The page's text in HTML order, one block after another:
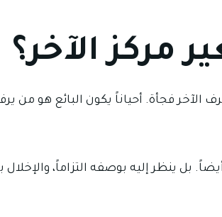
مركز الآخر؟
الآخر فجأة. أحياناً يكون البائع هو من
بل ينظر إليه بوصفه التزاماً، والإخلال